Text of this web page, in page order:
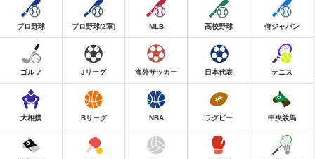
プロ野球 プロ野球(2軍) MLB 高校野球 侍ジャパン
ゴルフ Jリーグ 海外サッカー 日本代表 テニス
大相撲 Bリーグ NBA ラグビー 中央競馬